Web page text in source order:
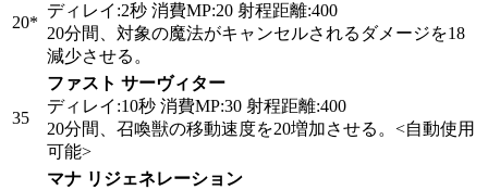
20*
ディレイ:2秒 消費MP:20 射程距離:400
20分間、対象の魔法がキャンセルされるダメージを18
減少させる。
35
ファスト サーヴィター
ディレイ:10秒 消費MP:30 射程距離:400
20分間、召喚獣の移動速度を20増加させる。 <自動使用
可能>
マナ リジェネレーション